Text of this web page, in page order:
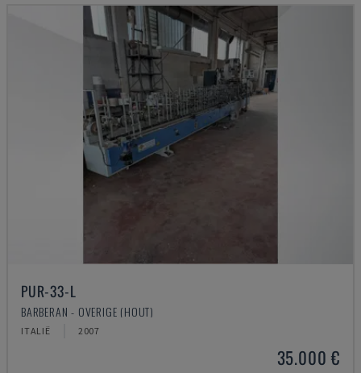
PUR-33-L
BARBERAN - OVERIGE (HOUT)
ITALIË 2007
35.000 €